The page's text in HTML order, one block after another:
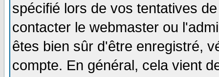
spécifié lors de vos tentatives
contacter le webmaster ou
êtes bien sûr d'être enregistré,
compte. En général, cela vient